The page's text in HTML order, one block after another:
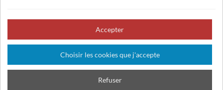
Mentions légales Conditions générales de ventes
Gestion des cookies Crédits Plan du site
Accepter
Refuser
Choisir les cookies que j'accepte